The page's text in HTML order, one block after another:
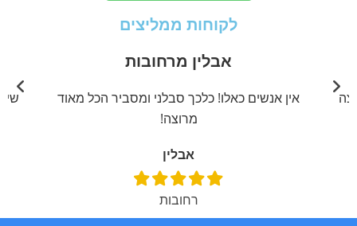
לקוחות ממליצים
אבלין מרחובות
אין אנשים כאלו! כלכך סבלני ומסביר הכל מאוד
מרוצה!
אבלין
רחובות